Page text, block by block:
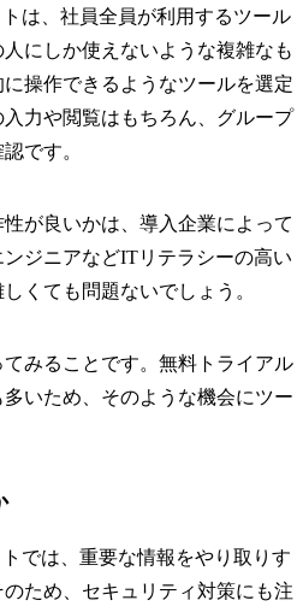
は、社員全員が利用するツール
にしか使えないような複雑なも
操作できるようなツールを選定
力や閲覧はもちろん、グループ
です。
が良いかは、導入企業によって
ジニアなどITリテラシーの高い
くても問題ないでしょう。
みることです。無料トライアル
いため、そのような機会にツー
では、重要な情報をやり取りす
ため、セキュリティ対策にも注